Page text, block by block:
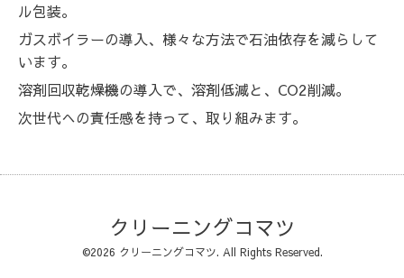
ル包装。
ガスボイラーの導入、様々な方法で石油依存を減らして
います。
溶剤回収乾燥機の導入で、溶剤低減と、CO2削減。
次世代への責任感を持って、取り組みます。
クリーニングコマツ
©2026 クリーニングコマツ. All Rights Reserved.